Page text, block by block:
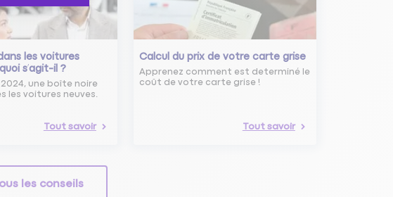
les voitures
s’agit-il ?
une boîte noire
les voitures neuves.
Tout savoir
Calcul du prix de votre carte grise
Apprenez comment est determiné le
coût de votre carte grise !
Tout savoir
les conseils